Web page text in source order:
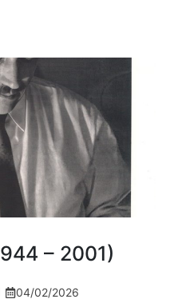
– 2001)
04/02/2026